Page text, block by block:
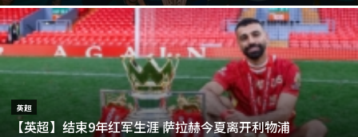
英超
【英超】结束9年红军生涯 萨拉赫今夏离开利物浦